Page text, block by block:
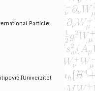
Particle
(Univerzitet